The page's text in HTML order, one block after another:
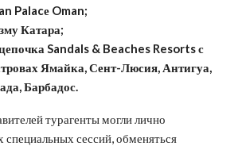
Palacе Oman;
Катара;
Sandals & Beaches Resorts с
Ямайка, Сент-Люсия, Антигуа,
Барбадос.
турагенты могли лично
специальных сессий, обменяться